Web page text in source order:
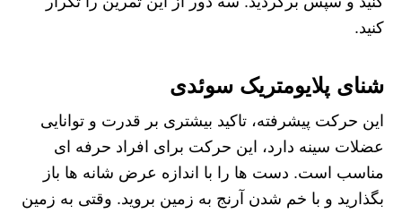
کنید.
شنای پلایومتریک سوئدی
این حرکت پیشرفته، تاکید بیشتری بر قدرت و توانایی
عضلات سینه دارد، این حرکت برای افراد حرفه ای
مناسب است. دست‌ ها را با اندازه‌ عرض شانه‌ ها باز
بگذارید و با خم شدن آرنج به زمین بروید. وقتی به زمین